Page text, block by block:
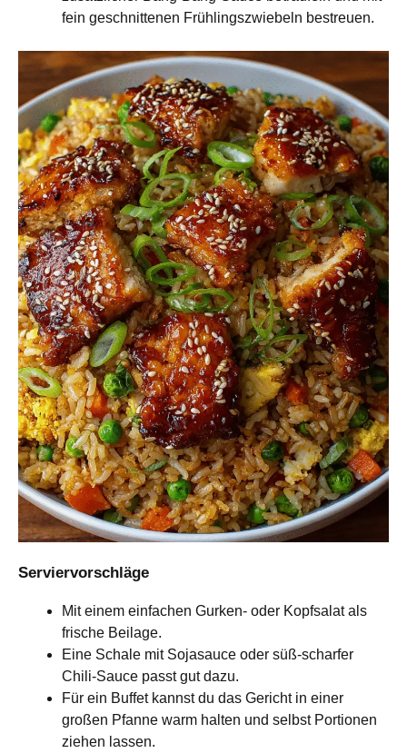
fein geschnittenen Frühlingszwiebeln bestreuen.
Serviervorschläge
Mit einem einfachen Gurken- oder Kopfsalat als
frische Beilage.
Eine Schale mit Sojasauce oder süß-scharfer
Chili-Sauce passt gut dazu.
Für ein Buffet kannst du das Gericht in einer
großen Pfanne warm halten und selbst Portionen
ziehen lassen.